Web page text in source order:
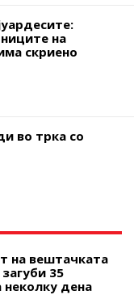
на
скриено
во трка со
на вештачката
35
дена